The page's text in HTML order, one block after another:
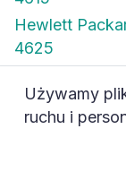
Hewlett
4625
4645
Hewlett
Hewlett
Używamy
ruchu i